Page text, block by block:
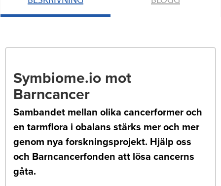
Symbiome.io mot
Barncancer
Sambandet mellan olika cancerformer och
en tarmflora i obalans stärks mer och mer
genom nya forskningsprojekt. Hjälp oss
och Barncancerfonden att lösa cancerns
gåta.